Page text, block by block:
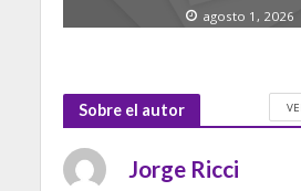
agosto 1, 2026
Sobre el autor
Jorge Ricci